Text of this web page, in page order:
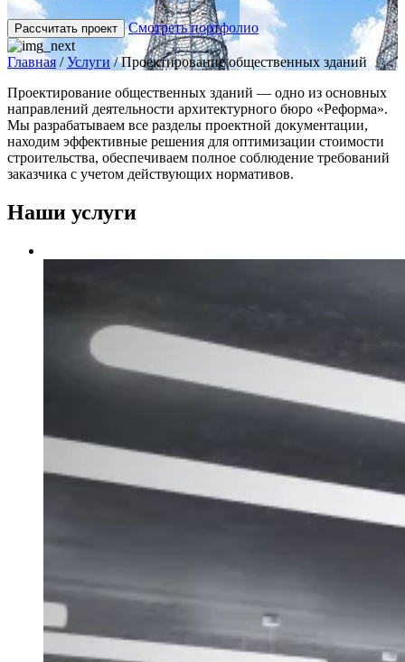
Рассчитать проект Смотреть портфолио
Главная /Услуги /Проектирование общественных зданий
Проектирование общественных зданий — одно из основных
направлений деятельности архитектурного бюро «Реформа».
Мы разрабатываем все разделы проектной документации,
находим эффективные решения для оптимизации стоимости
строительства, обеспечиваем полное соблюдение требований
заказчика с учетом действующих нормативов.
Наши услуги